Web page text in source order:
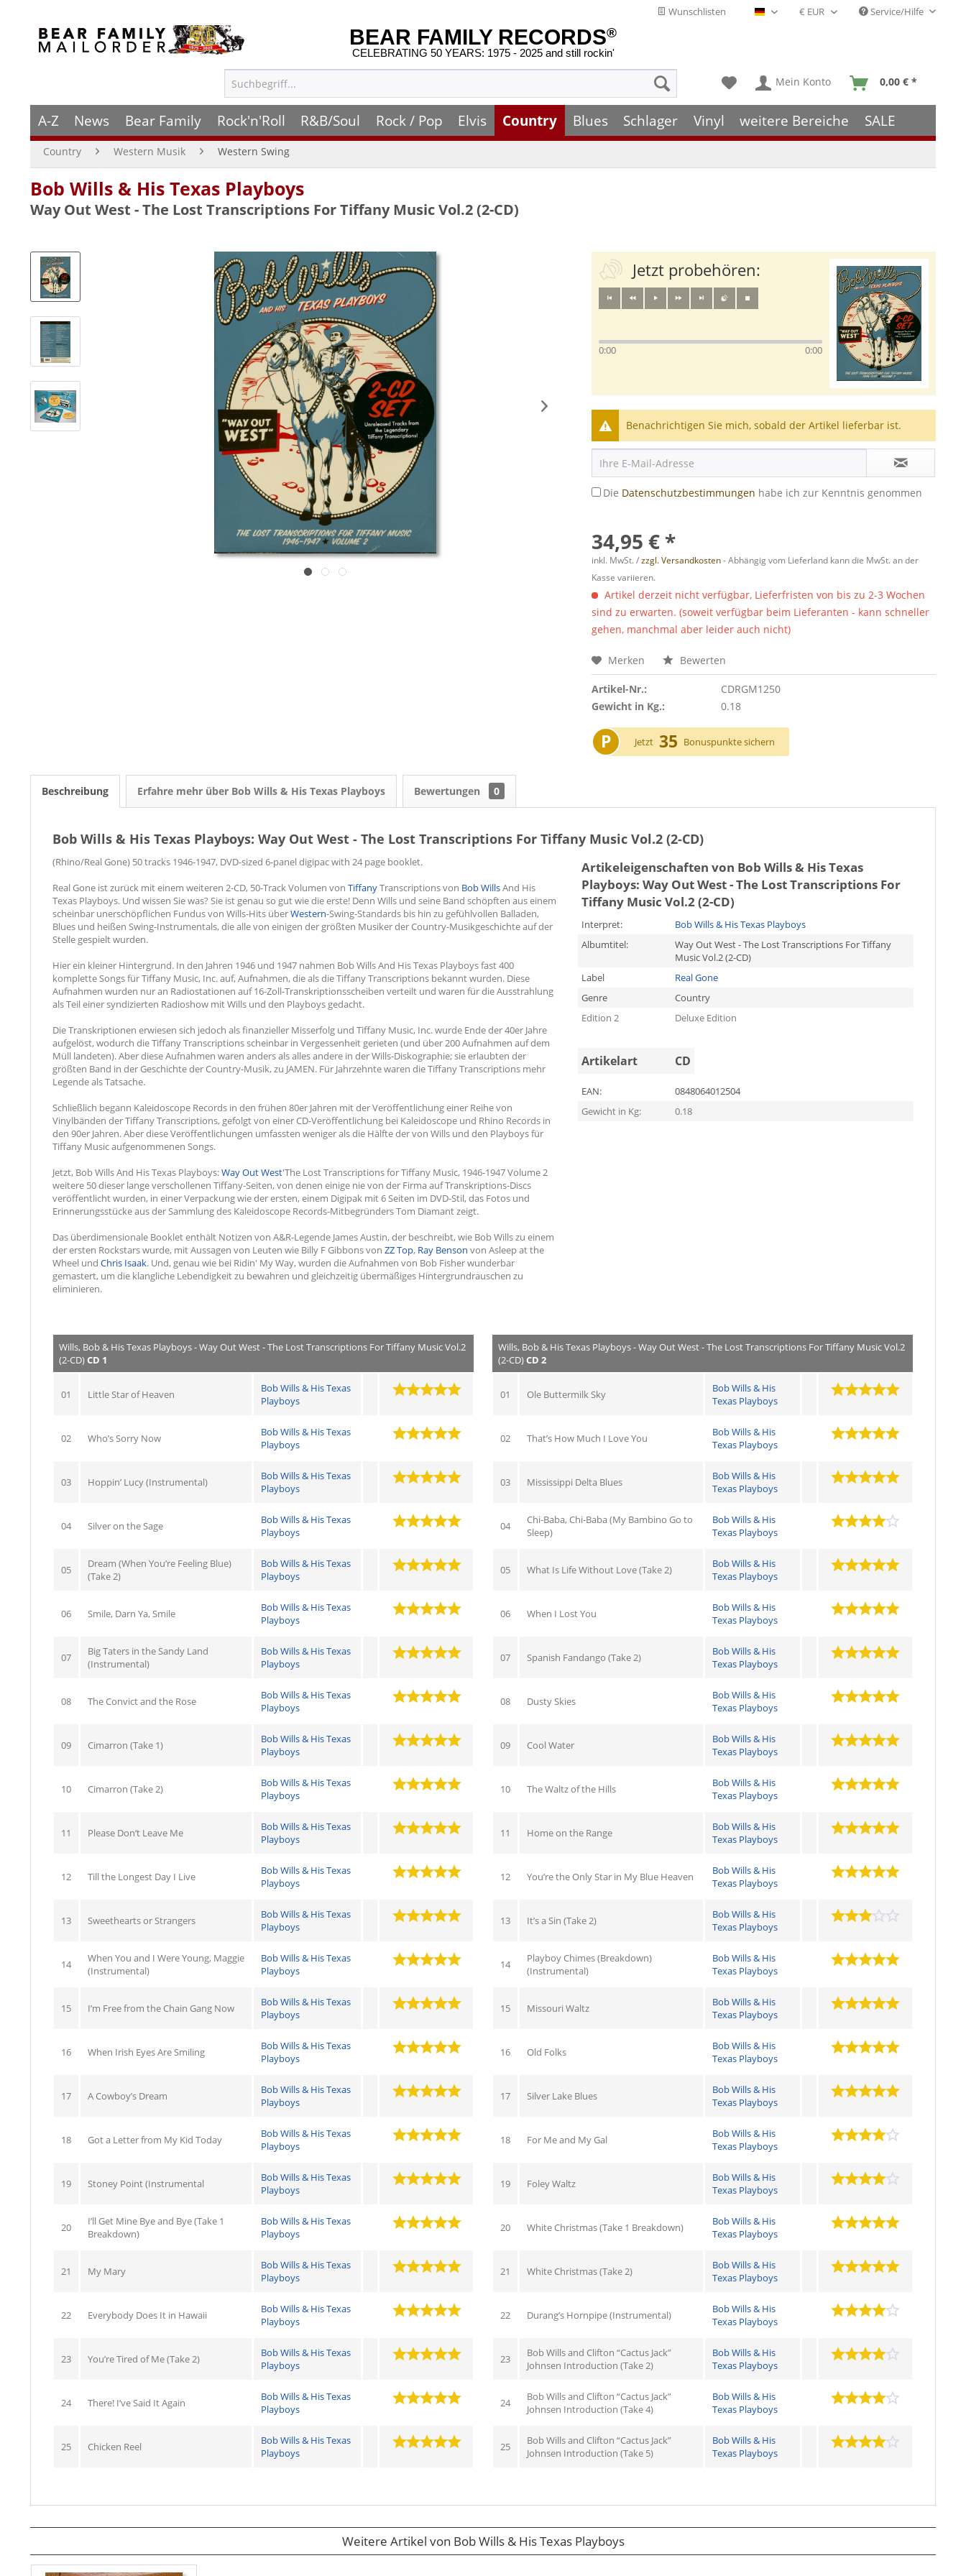
Wunschlisten Deutsch - DE Service/Hilfe
BEAR FAMILY RECORDS®
CELEBRATING 50 YEARS: 1975 - 2025 and still rockin'
Mein Konto 0,00 € *
A-Z News Bear Family Rock'n'Roll R&B/Soul Rock / Pop Elvis Country Blues Schlager Vinyl weitere Bereiche SALE
Country Western Musik Western Swing
Bob Wills & His Texas Playboys
Way Out West - The Lost Transcriptions For Tiffany Music Vol.2 (2-CD)
Jetzt probehören:
0:00 0:00
Benachrichtigen Sie mich, sobald der Artikel lieferbar ist.
Die Datenschutzbestimmungen habe ich zur Kenntnis genommen
34,95 € *
inkl. MwSt. /zzgl. Versandkosten- Abhängig vom Lieferland kann die MwSt. an der
Kasse variieren.
Artikel derzeit nicht verfügbar, Lieferfristen von bis zu 2-3 Wochen
sind zu erwarten. (soweit verfügbar beim Lieferanten - kann schneller
gehen, manchmal aber leider auch nicht)
Merken Bewerten
Artikel-Nr.:
CDRGM1250
Gewicht in Kg.:
0.18
P Jetzt 35 Bonuspunkte sichern
Beschreibung Erfahre mehr über Bob Wills & His Texas Playboys Bewertungen 0
Bob Wills & His Texas Playboys: Way Out West - The Lost Transcriptions For Tiffany Music Vol.2 (2-CD)
(Rhino/Real Gone) 50 tracks 1946-1947, DVD-sized 6-panel digipac with 24 page booklet.
Real Gone ist zurück mit einem weiteren 2-CD, 50-Track Volumen von TiffanyTranscriptions von Bob WillsAnd His
Texas Playboys. Und wissen Sie was? Sie ist genau so gut wie die erste! Denn Wills und seine Band schöpften aus einem
scheinbar unerschöpflichen Fundus von Wills-Hits überWestern-Swing-Standards bis hin zu gefühlvollen Balladen,
Blues und heißen Swing-Instrumentals, die alle von einigen der größten Musiker der Country-Musikgeschichte auf der
Stelle gespielt wurden.
Hier ein kleiner Hintergrund. In den Jahren 1946 und 1947 nahmen Bob Wills And His Texas Playboys fast 400
komplette Songs für Tiffany Music, Inc. auf, Aufnahmen, die als die Tiffany Transcriptions bekannt wurden. Diese
Aufnahmen wurden nur an Radiostationen auf 16-Zoll-Transkriptionsscheiben verteilt und waren für die Ausstrahlung
als Teil einer syndizierten Radioshow mit Wills und den Playboys gedacht.
Die Transkriptionen erwiesen sich jedoch als finanzieller Misserfolg und Tiffany Music, Inc. wurde Ende der 40er Jahre
aufgelöst, wodurch die Tiffany Transcriptions scheinbar in Vergessenheit gerieten (und über 200 Aufnahmen auf dem
Müll landeten). Aber diese Aufnahmen waren anders als alles andere in der Wills-Diskographie; sie erlaubten der
größten Band in der Geschichte der Country-Musik, zu JAMEN. Für Jahrzehnte waren die Tiffany Transcriptions mehr
Legende als Tatsache.
Schließlich begann Kaleidoscope Records in den frühen 80er Jahren mit der Veröffentlichung einer Reihe von
Vinylbänden der Tiffany Transcriptions, gefolgt von einer CD-Veröffentlichung bei Kaleidoscope und Rhino Records in
den 90er Jahren. Aber diese Veröffentlichungen umfassten weniger als die Hälfte der von Wills und den Playboys für
Tiffany Music aufgenommenen Songs.
Jetzt, Bob Wills And His Texas Playboys:Way Out West'The Lost Transcriptions for Tiffany Music, 1946-1947 Volume 2
weitere 50 dieser lange verschollenen Tiffany-Seiten, von denen einige nie von der Firma auf Transkriptions-Discs
veröffentlicht wurden, in einer Verpackung wie der ersten, einem Digipak mit 6 Seiten im DVD-Stil, das Fotos und
Erinnerungsstücke aus der Sammlung des Kaleidoscope Records-Mitbegründers Tom Diamant zeigt.
Das überdimensionale Booklet enthält Notizen von A&R-Legende James Austin, der beschreibt, wie Bob Wills zu einem
der ersten Rockstars wurde, mit Aussagen von Leuten wie Billy F Gibbons von ZZ Top, Ray Benson von Asleep at the
Wheel und Chris Isaak. Und, genau wie bei Ridin' My Way, wurden die Aufnahmen von Bob Fisher wunderbar
gemastert, um die klangliche Lebendigkeit zu bewahren und gleichzeitig übermäßiges Hintergrundrauschen zu
eliminieren.
Artikeleigenschaften von Bob Wills & His Texas
Playboys: Way Out West - The Lost Transcriptions For
Tiffany Music Vol.2 (2-CD)
Interpret:
Bob Wills & His Texas Playboys
Albumtitel:
Way Out West - The Lost Transcriptions For Tiffany
Music Vol.2 (2-CD)
Label
Real Gone
Genre
Country
Edition 2
Deluxe Edition
Artikelart CD
EAN:
0848064012504
Gewicht in Kg:
0.18
Wills, Bob & His Texas Playboys - Way Out West - The Lost Transcriptions For Tiffany Music Vol.2
(2-CD)CD 1
01 Little Star of Heaven
Bob Wills & His Texas
Playboys
02 Who’s Sorry Now
Bob Wills & His Texas
Playboys
03 Hoppin’ Lucy (Instrumental)
Bob Wills & His Texas
Playboys
04 Silver on the Sage
Bob Wills & His Texas
Playboys
05
Dream (When You’re Feeling Blue)
(Take 2)
Bob Wills & His Texas
Playboys
06 Smile, Darn Ya, Smile
Bob Wills & His Texas
Playboys
07
Big Taters in the Sandy Land
(Instrumental)
Bob Wills & His Texas
Playboys
08 The Convict and the Rose
Bob Wills & His Texas
Playboys
09 Cimarron (Take 1)
Bob Wills & His Texas
Playboys
10 Cimarron (Take 2)
Bob Wills & His Texas
Playboys
11 Please Don’t Leave Me
Bob Wills & His Texas
Playboys
12 Till the Longest Day I Live
Bob Wills & His Texas
Playboys
13 Sweethearts or Strangers
Bob Wills & His Texas
Playboys
14
When You and I Were Young, Maggie
(Instrumental)
Bob Wills & His Texas
Playboys
15 I’m Free from the Chain Gang Now
Bob Wills & His Texas
Playboys
16 When Irish Eyes Are Smiling
Bob Wills & His Texas
Playboys
17 A Cowboy’s Dream
Bob Wills & His Texas
Playboys
18 Got a Letter from My Kid Today
Bob Wills & His Texas
Playboys
19 Stoney Point (Instrumental
Bob Wills & His Texas
Playboys
20
I’ll Get Mine Bye and Bye (Take 1
Breakdown)
Bob Wills & His Texas
Playboys
21 My Mary
Bob Wills & His Texas
Playboys
22 Everybody Does It in Hawaii
Bob Wills & His Texas
Playboys
23 You’re Tired of Me (Take 2)
Bob Wills & His Texas
Playboys
24 There! I’ve Said It Again
Bob Wills & His Texas
Playboys
25 Chicken Reel
Bob Wills & His Texas
Playboys
Wills, Bob & His Texas Playboys - Way Out West - The Lost Transcriptions For Tiffany Music Vol.2
(2-CD)CD 2
01 Ole Buttermilk Sky
Bob Wills & His
Texas Playboys
02 That’s How Much I Love You
Bob Wills & His
Texas Playboys
03 Mississippi Delta Blues
Bob Wills & His
Texas Playboys
04
Chi-Baba, Chi-Baba (My Bambino Go to
Sleep)
Bob Wills & His
Texas Playboys
05 What Is Life Without Love (Take 2)
Bob Wills & His
Texas Playboys
06 When I Lost You
Bob Wills & His
Texas Playboys
07 Spanish Fandango (Take 2)
Bob Wills & His
Texas Playboys
08 Dusty Skies
Bob Wills & His
Texas Playboys
09 Cool Water
Bob Wills & His
Texas Playboys
10 The Waltz of the Hills
Bob Wills & His
Texas Playboys
11 Home on the Range
Bob Wills & His
Texas Playboys
12 You’re the Only Star in My Blue Heaven
Bob Wills & His
Texas Playboys
13 It’s a Sin (Take 2)
Bob Wills & His
Texas Playboys
14
Playboy Chimes (Breakdown)
(Instrumental)
Bob Wills & His
Texas Playboys
15 Missouri Waltz
Bob Wills & His
Texas Playboys
16 Old Folks
Bob Wills & His
Texas Playboys
17 Silver Lake Blues
Bob Wills & His
Texas Playboys
18 For Me and My Gal
Bob Wills & His
Texas Playboys
19 Foley Waltz
Bob Wills & His
Texas Playboys
20 White Christmas (Take 1 Breakdown)
Bob Wills & His
Texas Playboys
21 White Christmas (Take 2)
Bob Wills & His
Texas Playboys
22 Durang’s Hornpipe (Instrumental)
Bob Wills & His
Texas Playboys
23
Bob Wills and Clifton “Cactus Jack”
Johnsen Introduction (Take 2)
Bob Wills & His
Texas Playboys
24
Bob Wills and Clifton “Cactus Jack”
Johnsen Introduction (Take 4)
Bob Wills & His
Texas Playboys
25
Bob Wills and Clifton “Cactus Jack”
Johnsen Introduction (Take 5)
Bob Wills & His
Texas Playboys
Weitere Artikel von Bob Wills & His Texas Playboys